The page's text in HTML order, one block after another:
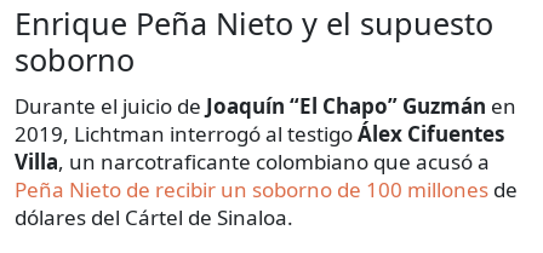
Enrique Peña Nieto y el supuesto
soborno
Durante el juicio de Joaquín “El Chapo” Guzmán en
2019, Lichtman interrogó al testigoÁlex Cifuentes
Villa, un narcotraficante colombiano que acusó a
Peña Nieto de recibir un soborno de 100 millones de
dólares del Cártel de Sinaloa.